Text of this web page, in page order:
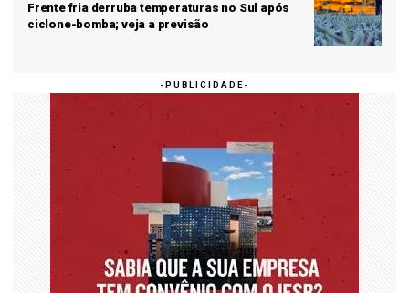
Frente fria derruba temperaturas no Sul após
ciclone-bomba; veja a previsão